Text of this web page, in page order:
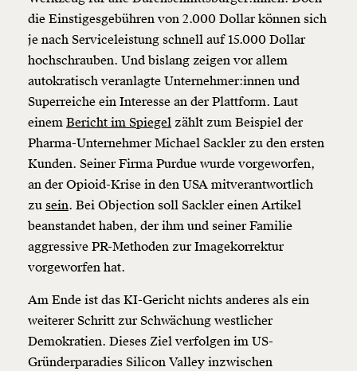
die Einstigesgebühren von 2.000 Dollar können sich
je nach Serviceleistung schnell auf 15.000 Dollar
hochschrauben. Und bislang zeigen vor allem
autokratisch veranlagte Unternehmer:innen und
Superreiche ein Interesse an der Plattform. Laut
einem Bericht im Spiegel zählt zum Beispiel der
Pharma-Unternehmer Michael Sackler zu den ersten
Kunden. Seiner Firma Purdue wurde vorgeworfen,
an der Opioid-Krise in den USA mitverantwortlich
zu sein. Bei Objection soll Sackler einen Artikel
beanstandet haben, der ihm und seiner Familie
aggressive PR-Methoden zur Imagekorrektur
vorgeworfen hat.
Am Ende ist das KI-Gericht nichts anderes als ein
weiterer Schritt zur Schwächung westlicher
Demokratien. Dieses Ziel verfolgen im US-
Gründerparadies Silicon Valley inzwischen